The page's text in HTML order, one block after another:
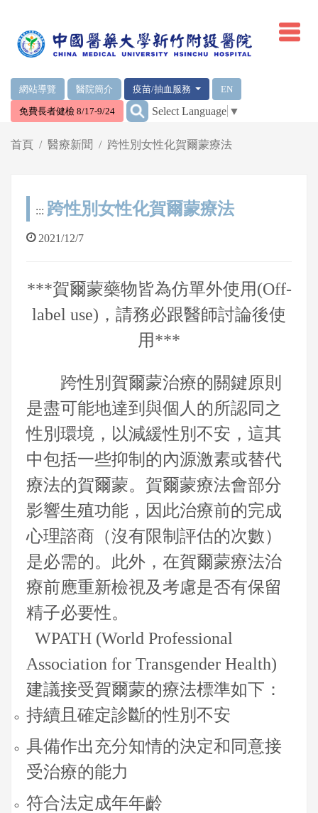
網站導覽 醫院簡介 疫苗/抽血服務 EN
免費長者健檢 8/17-9/24 ::: Select Language ▼
首頁 醫療新聞 跨性別女性化賀爾蒙療法
::: 跨性別女性化賀爾蒙療法
2021/12/7
***賀爾蒙藥物皆為仿單外使用(Off-
label use)，請務必跟醫師討論後使
用***
跨性別賀爾蒙治療的關鍵原則
是盡可能地達到與個人的所認同之
性別環境，以減緩性別不安，這其
中包括一些抑制的內源激素或替代
療法的賀爾蒙。賀爾蒙療法會部分
影響生殖功能，因此治療前的完成
心理諮商（沒有限制評估的次數）
是必需的。此外，在賀爾蒙療法治
療前應重新檢視及考慮是否有保留
精子必要性。
WPATH (World Professional
Association for Transgender Health)
建議接受賀爾蒙的療法標準如下：
持續且確定診斷的性別不安
具備作出充分知情的決定和同意接
受治療的能力
符合法定成年年齡